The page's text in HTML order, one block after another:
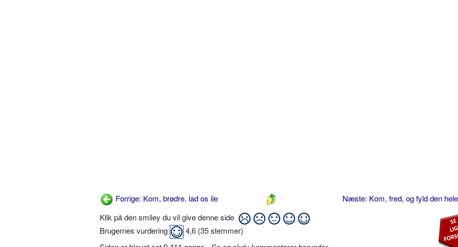
Forrige: Kom, brødre, lad os ile
Næste: Kom, fred, og fyld den
Klik på den smiley du vil give denne side
Brugernes vurdering
4,6 (35stemmer)